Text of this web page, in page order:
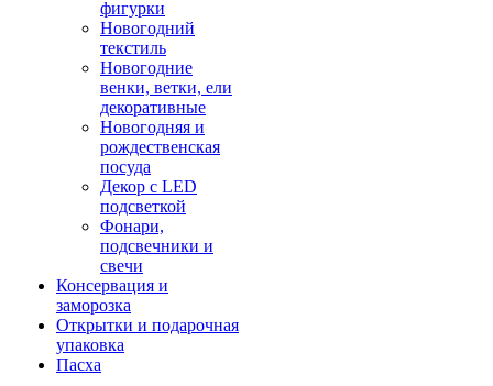
фигурки
Новогодний
текстиль
Новогодние
венки, ветки, ели
декоративные
Новогодняя и
рождественская
посуда
Декор с LED
подсветкой
Фонари,
подсвечники и
свечи
Консервация и
заморозка
Открытки и подарочная
упаковка
Пасха